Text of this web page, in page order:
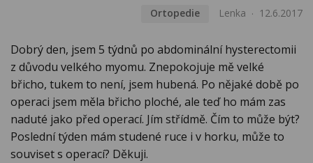
Ortopedie Lenka 12.6.2017
Dobrý den, jsem 5 týdnů po abdominální hysterectomii
z důvodu velkého myomu. Znepokojuje mě velké
břicho, tukem to není, jsem hubená. Po nějaké době po
operaci jsem měla břicho ploché, ale teď ho mám zas
naduté jako před operací. Jím střídmě. Čím to může být?
Poslední týden mám studené ruce i v horku, může to
souviset s operací? Děkuji.